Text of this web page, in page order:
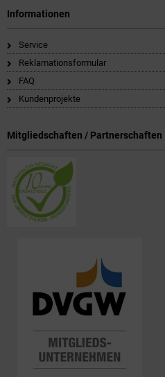
Informationen
Service
Reklamationsformular
FAQ
Kundenprojekte
Mitgliedschaften / Partnerschaften